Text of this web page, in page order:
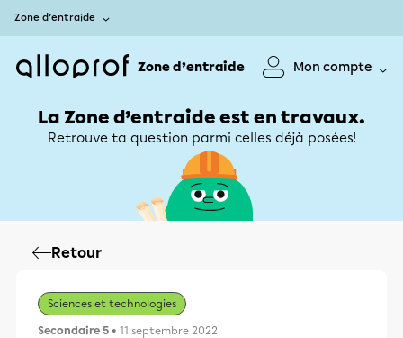
Zone d’entraide
Zone d’entraide Mon compte
La Zone d’entraide est en travaux.
Retrouve ta question parmi celles déjà posées!
Retour
Sciences et technologies
Secondaire 5 • 11 septembre 2022